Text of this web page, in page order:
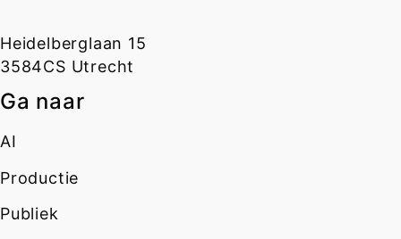
Heidelberglaan 15
3584CS Utrecht
Ga naar
AI
Productie
Publiek